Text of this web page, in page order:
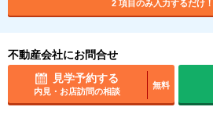
2 項目のみ入力するだけ！
不動産会社にお問合せ
見学予約する
内見・お店訪問の相談
無料